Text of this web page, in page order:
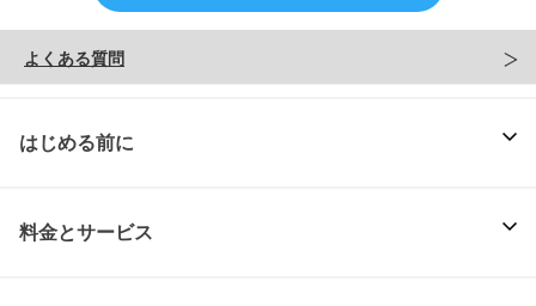
よくある質問
はじめる前に
料金とサービス